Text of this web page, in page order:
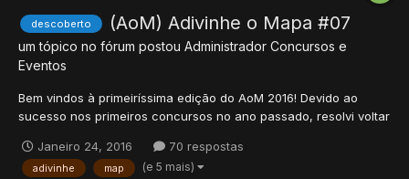
descoberto (AoM) Adivinhe o Mapa #07
um tópico no fórum postou Administrador Concursos e
Eventos
Bem vindos à primeiríssima edição do AoM 2016! Devido ao
sucesso nos primeiros concursos no ano passado, resolvi voltar
que gostem, participem e divirtam-se! Funcionamento • Cada
edição do AoM tem um tema específico de um mapa (exem...
Janeiro 24, 2016 70 respostas
adivinhe map (e 5 mais)